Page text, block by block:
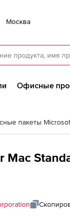
Москва
Офисные
пакеты